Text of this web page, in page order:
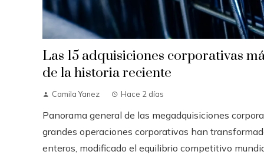
Las 15 adquisiciones corporativas
de la historia reciente
Camila Yanez Hace 2 días
Panorama general de las megadquisiciones
grandes operaciones corporativas han
enteros, modificado el equilibrio competitivo mundial